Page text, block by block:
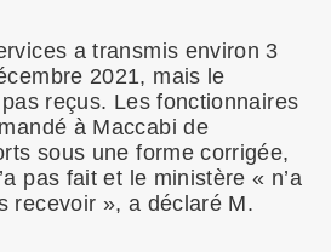
a transmis environ 3
2021, mais le
reçus. Les fonctionnaires
à Maccabi de
sous une forme corrigée,
pas fait et le ministère « n’a
recevoir », a déclaré M.